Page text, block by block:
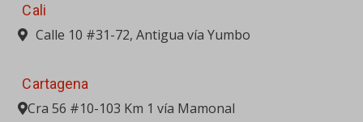
Cali
Calle 10 #31-72, Antigua vía Yumbo
Cartagena
Cra 56 #10-103 Km 1 vía Mamonal